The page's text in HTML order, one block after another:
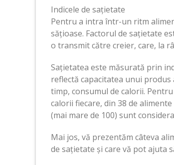
Indicele de sațietate
Pentru a intra într-un ritm
sățioase. Factorul de sațietate
o transmit către creier, care, la
Sațietatea este măsurată prin
reflectă capacitatea unui produs
timp, consumul de calorii.
calorii fiecare, din 38 de
(mai mare de 100) sunt
Mai jos, vă prezentăm câteva
de sațietate și care vă pot ajuta